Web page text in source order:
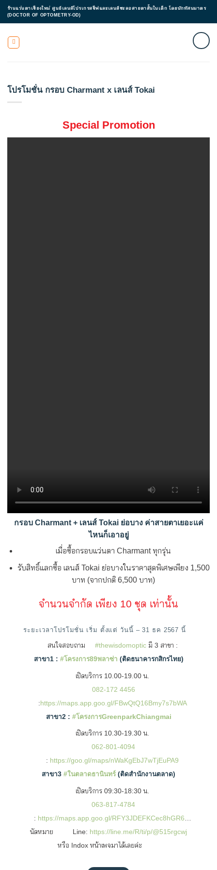
ยัง
ร้านแว่นตาเชียงใหม่ ศูนย์เลนส์โปรเกรสซีฟและเลนส์ชะลอสายตาสั้นในเด็ก โดยนักทัศนมาตร
(DOCTOR OF OPTOMETRY-OD)
โปรโมชั่น กรอบ Charmant x เลนส์ Tokai
Special Promotion
กรอบ Charmant + เลนส์ Tokai ย่อบาง ค่าสายตาเยอะแค่
ไหนก็เอาอยู่
เมื่อซื้อกรอบแว่นตา Charmant ทุกรุ่น
รับสิทธิ์แลกซื้อ เลนส์ Tokai ย่อบางในราคาสุดพิเศษเพียง 1,500
บาท (จากปกติ 6,500 บาท)
จำนวนจำกัด เพียง 10 ชุด เท่านั้น
ระยะเวลาโปรโมชั่น เริ่ม ตั้งแต่ วันนี้ – 31 ธค 2567 นี้
สนใจสอบถาม #thewisdomopticมี 3 สาขา :
สาขา1 : #โครงการ89พลาซ่า (ติดธนาคารกสิกรไทย)
เปิดบริการ 10.00-19.00 น.
082-172 4456
:https://maps.app.goo.gl/FBwQtQ16Bmy7s7bWA
สาขา2 : #โครงการGreenparkChiangmai
เปิดบริการ 10.30-19.30 น.
062-801-4094
: https://goo.gl/maps/nWaKgEbJ7wTjEuPA9
สาขา3 #ในตลาดธานินทร์(ติดสำนักงานตลาด)
เปิดบริการ 09:30-18:30 น.
063-817-4784
: https://maps.app.goo.gl/RFY3JDEFKCec8hGR6 …
นัดหมาย
Line: https://line.me/R/ti/p/@515rgcwj
หรือ Indox หน้าเพจมาได้เลยค่ะ